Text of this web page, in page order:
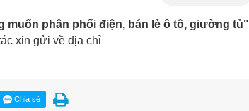
muốn phân phối điện, bán lẻ ô tô, giường tủ"
xin gửi về địa chỉ
Chia sẻ